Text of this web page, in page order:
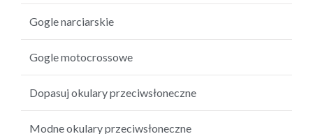
Gogle narciarskie
Gogle motocrossowe
Dopasuj okulary przeciwsłoneczne
Modne okulary przeciwsłoneczne